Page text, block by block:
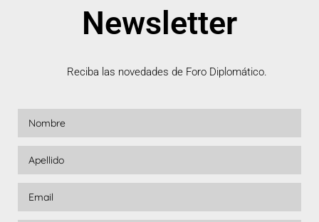
Newsletter
Reciba las novedades de Foro Diplomático.